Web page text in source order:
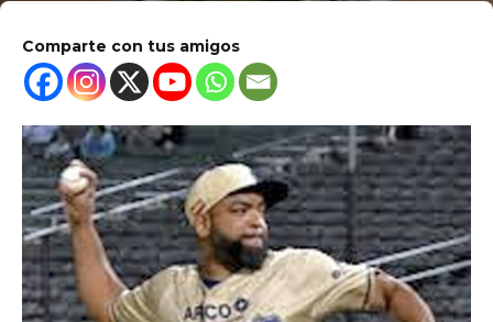
Comparte con tus amigos